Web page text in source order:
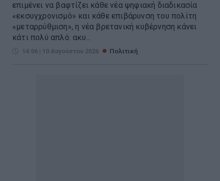
επιμένει να βαφτίζει κάθε νέα ψηφιακή διαδικασία
«εκσυγχρονισμό» και κάθε επιβάρυνση του πολίτη
«μεταρρύθμιση», η νέα βρετανική κυβέρνηση κάνει
κάτι πολύ απλό: ακυ...
14:06 | 10 Αυγούστου 2026 Πολιτική